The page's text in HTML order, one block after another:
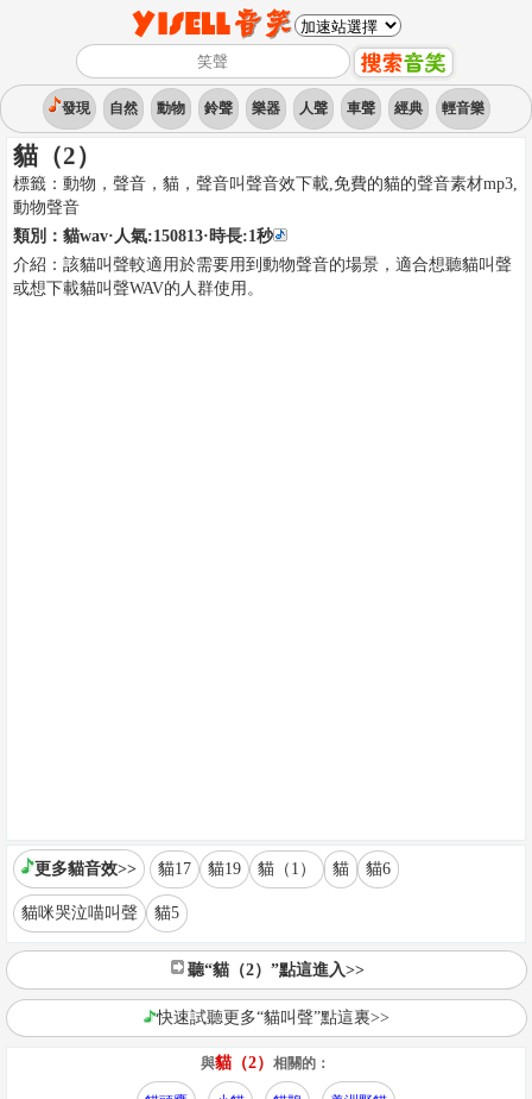
發現 自然 動物 鈴聲 樂器 人聲 車聲 經典 輕音樂
貓（2）
標籤： 動物，聲音，貓，聲音叫聲音效下載,免費的貓的聲音素材mp3,
動物聲音
類別： 貓wav·人氣:150813·時長:1秒
介紹： 該貓叫聲較適用於需要用到動物聲音的場景，適合想聽貓叫聲
或想下載貓叫聲WAV的人群使用。
更多貓音效>> 貓17 貓19 貓（1） 貓 貓6
貓咪哭泣喵叫聲 貓5
聽“貓（2）”點這進入>>
快速試聽更多“貓叫聲”點這裏>>
與貓（2）相關的：